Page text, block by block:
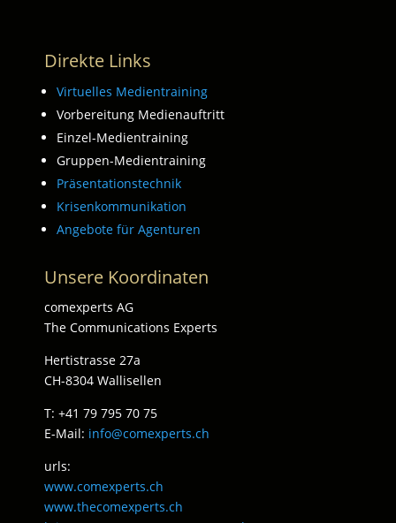
Direkte Links
Virtuelles Medientraining
Vorbereitung Medienauftritt
Einzel-Medientraining
Gruppen-Medientraining
Präsentationstechnik
Krisenkommunikation
Angebote für Agenturen
Unsere Koordinaten
comexperts AG
The Communications Experts
Hertistrasse 27a
CH-8304 Wallisellen
T: +41 79 795 70 75
E-Mail: info@comexperts.ch
urls:
www.comexperts.ch
www.thecomexperts.ch